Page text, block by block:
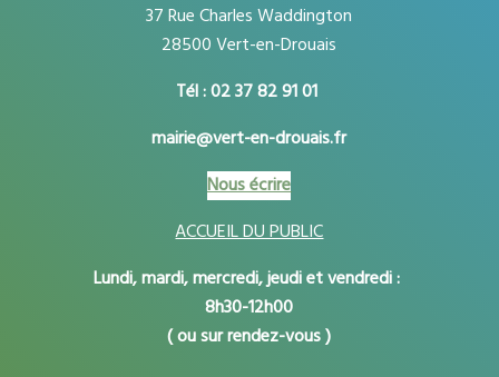
37 Rue Charles Waddington
28500 Vert-en-Drouais
Tél : 02 37 82 91 01
mairie@vert-en-drouais.fr
Nous écrire
ACCUEIL DU PUBLIC
Lundi, mardi, mercredi, jeudi et vendredi :
8h30-12h00
( ou sur rendez-vous )